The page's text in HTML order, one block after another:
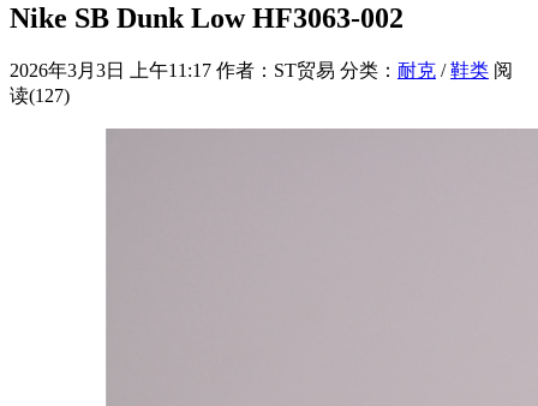
Nike SB Dunk Low HF3063-002
2026年3月3日 上午11:17 作者：ST贸易 分类： 耐克 /鞋类 阅
读(127)